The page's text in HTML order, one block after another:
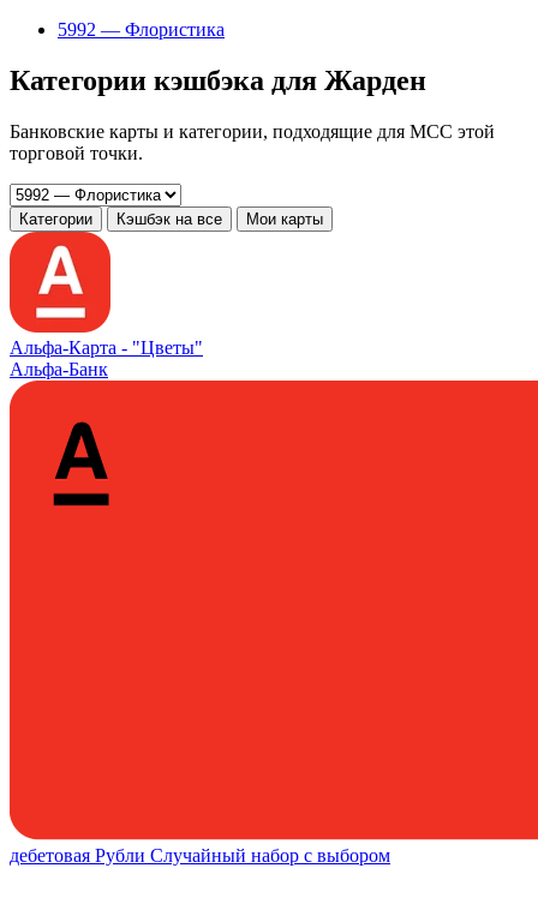
5992 — Флористика
Категории кэшбэка для Жарден
Банковские карты и категории, подходящие для MCC этой
торговой точки.
Категории Кэшбэк на все Мои карты
Альфа‑Карта - "Цветы"
Альфа-Банк
дебетовая Рубли Случайный набор с выбором